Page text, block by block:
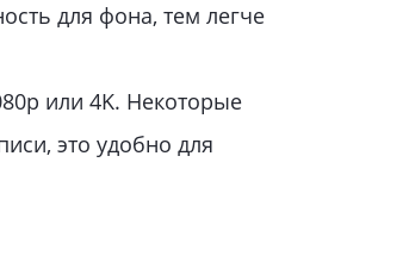
для фона, тем легче
или 4K. Некоторые
это удобно для